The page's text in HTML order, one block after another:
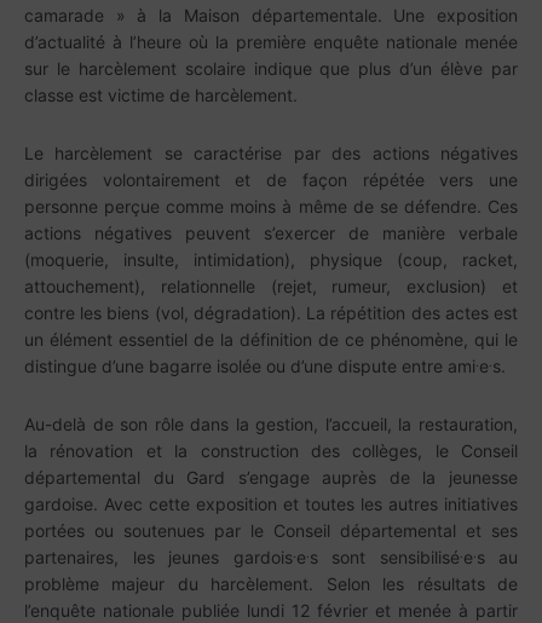
camarade » à la Maison départementale. Une exposition
d’actualité à l’heure où la première enquête nationale menée
sur le harcèlement scolaire indique que plus d’un élève par
classe est victime de harcèlement.
Le harcèlement se caractérise par des actions négatives
dirigées volontairement et de façon répétée vers une
personne perçue comme moins à même de se défendre. Ces
actions négatives peuvent s’exercer de manière verbale
(moquerie, insulte, intimidation), physique (coup, racket,
attouchement), relationnelle (rejet, rumeur, exclusion) et
contre les biens (vol, dégradation). La répétition des actes est
un élément essentiel de la définition de ce phénomène, qui le
distingue d’une bagarre isolée ou d’une dispute entre ami.e.s.
Au-delà de son rôle dans la gestion, l’accueil, la restauration,
la rénovation et la construction des collèges, le Conseil
départemental du Gard s’engage auprès de la jeunesse
gardoise. Avec cette exposition et toutes les autres initiatives
portées ou soutenues par le Conseil départemental et ses
partenaires, les jeunes gardois.e.s sont sensibilisé.e.s au
problème majeur du harcèlement. Selon les résultats de
l’enquête nationale publiée lundi 12 février et menée à partir